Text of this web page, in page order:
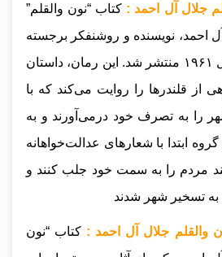
جلال آل احمد : کتاب “نون والقلم”
احمد، نویسنده و روشنفکر برجسته
ایرانی است که در سال ۱۹۶۱ منتشر شد. این رمان، داستان
از قلندرها را روایت می‌کند که با
را به تصرف خود درمی‌آورند و به
ابتدا با شعارهای عدالت‌خواهانه
مردم را به سمت خود جلب کنند و
تسخیر شهر شدند
والقلم جلال آل احمد : کتاب “نون